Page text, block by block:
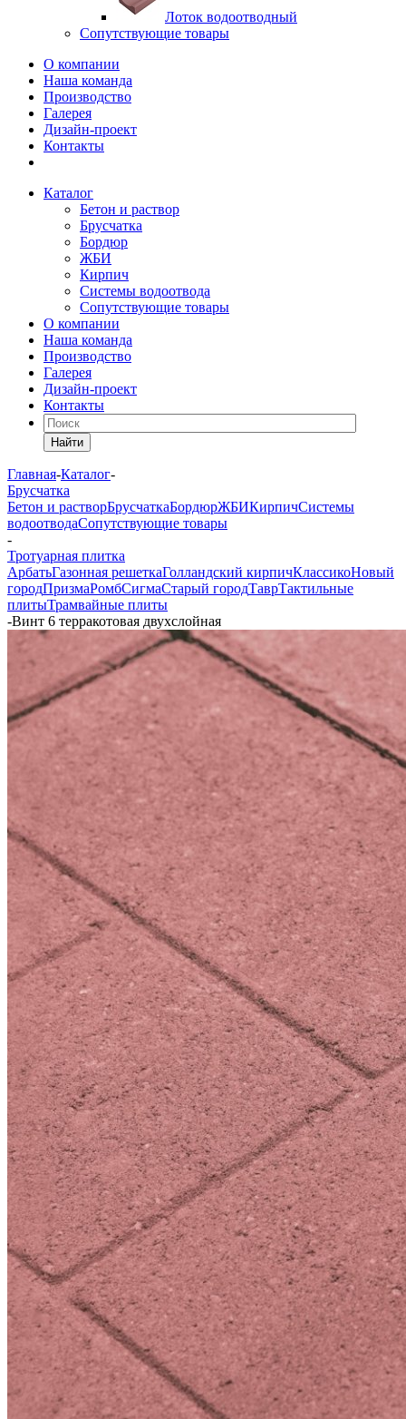
Лоток водоотводный
Сопутствующие товары
О компании
Наша команда
Производство
Галерея
Дизайн-проект
Контакты
Каталог
Бетон и раствор
Брусчатка
Бордюр
ЖБИ
Кирпич
Системы водоотвода
Сопутствующие товары
О компании
Наша команда
Производство
Галерея
Дизайн-проект
Контакты
Найти
Главная-Каталог-
Брусчатка
Бетон и растворБрусчаткаБордюрЖБИКирпичСистемы
водоотводаСопутствующие товары
-
Тротуарная плитка
АрбатьГазонная решеткаГолландский кирпичКлассикоНовый
городПризмаРомбСигмаСтарый городТаврТактильные
плитыТрамвайные плиты
-Винт 6 терракотовая двухслойная